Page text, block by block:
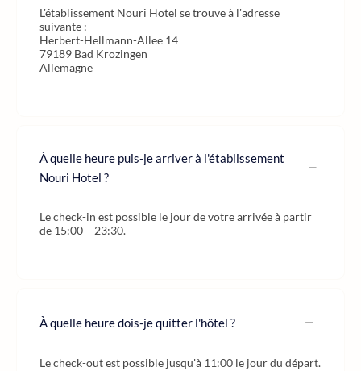
L'établissement Nouri Hotel se trouve à l'adresse
suivante :
Herbert-Hellmann-Allee 14
79189 Bad Krozingen
Allemagne
À quelle heure puis-je arriver à l'établissement
Nouri Hotel ?
Le check-in est possible le jour de votre arrivée à partir
de 15:00 – 23:30.
À quelle heure dois-je quitter l'hôtel ?
Le check-out est possible jusqu'à 11:00 le jour du départ.